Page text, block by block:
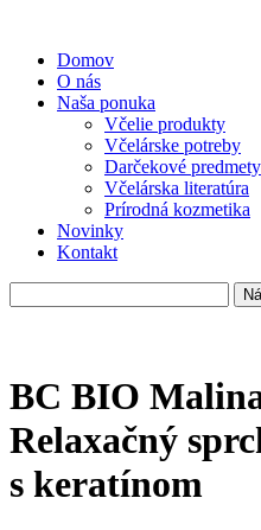
Domov
O nás
Naša ponuka
Včelie produkty
Včelárske potreby
Darčekové predmety
Včelárska literatúra
Prírodná kozmetika
Novinky
Kontakt
BC BIO
Relaxačný
s keratínom